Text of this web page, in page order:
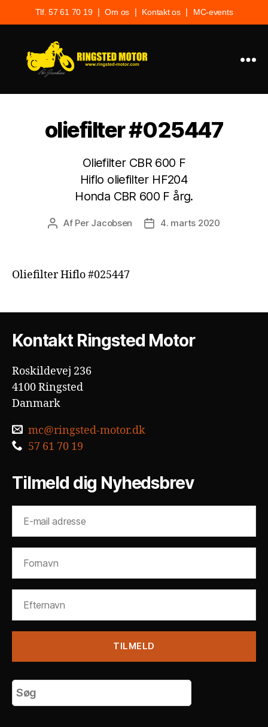
Tlf. 57 61 70 19 | Om os | Kontakt os | MC-events
Motor
oliefilter #025447
Oliefilter CBR 600 F
Hiflo oliefilter HF204
Honda CBR 600 F årg.
Indlægsforfatter
Af Per Jacobsen Indlægsdato
4. marts 2020
Oliefilter Hiflo #025447
Kontakt Ringsted Motor
Roskildevej 236
4100 Ringsted
Danmark
mc@ringsted-motor.dk
57 61 70 19
Tilmeld dig Nyhedsbrev